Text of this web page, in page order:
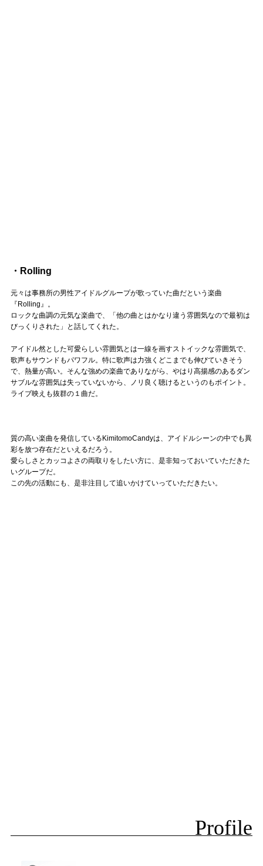
・Rolling
元々は事務所の男性アイドルグループが歌っていた曲だという楽曲
『Rolling』。
ロックな曲調の元気な楽曲で、「他の曲とはかなり違う雰囲気なので最初は
びっくりされた」と話してくれた。
アイドル然とした可愛らしい雰囲気とは一線を画すストイックな雰囲気で、
歌声もサウンドもパワフル。特に歌声は力強くどこまでも伸びていきそう
で、熱量が高い。そんな強めの楽曲でありながら、やはり高揚感のあるダン
サブルな雰囲気は失っていないから、ノリ良く聴けるというのもポイント。
ライブ映えも抜群の１曲だ。
質の高い楽曲を発信しているKimitomoCandyは、アイドルシーンの中でも異
彩を放つ存在だといえるだろう。
愛らしさとカッコよさの両取りをしたい方に、是非知っておいていただきた
いグループだ。
この先の活動にも、是非注目して追いかけていっていただきたい。
Profile